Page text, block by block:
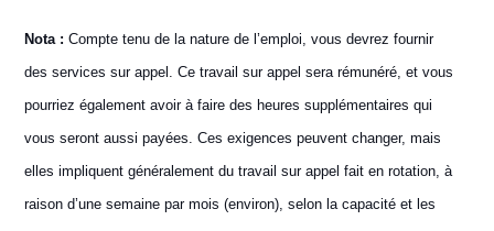
Nota : Compte tenu de la nature de l’emploi, vous devrez fournir
des services sur appel. Ce travail sur appel sera rémunéré, et vous
pourriez également avoir à faire des heures supplémentaires qui
vous seront aussi payées. Ces exigences peuvent changer, mais
elles impliquent généralement du travail sur appel fait en rotation, à
raison d’une semaine par mois (environ), selon la capacité et les